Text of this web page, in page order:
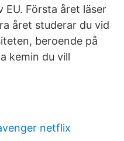
EU. Första året läser
året studerar du vid
beroende på
kemin du vill
netflix